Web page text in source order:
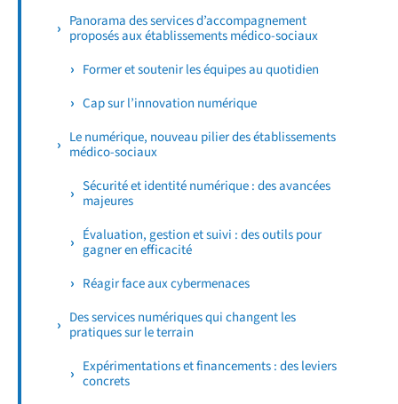
Panorama des services d’accompagnement
proposés aux établissements médico-sociaux
Former et soutenir les équipes au quotidien
Cap sur l’innovation numérique
Le numérique, nouveau pilier des établissements
médico-sociaux
Sécurité et identité numérique : des avancées
majeures
Évaluation, gestion et suivi : des outils pour
gagner en efficacité
Réagir face aux cybermenaces
Des services numériques qui changent les
pratiques sur le terrain
Expérimentations et financements : des leviers
concrets